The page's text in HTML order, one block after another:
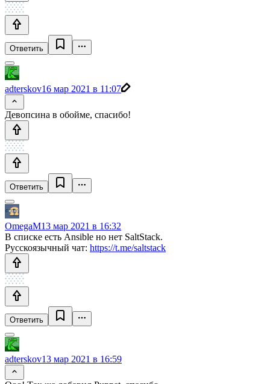
Ответить
adterskov16 мар 2021 в 11:07
Девопсина в обойме, спасибо!
Ответить
OmegaM13 мар 2021 в 16:32
В списке есть Ansible но нет SaltStack.
Русскоязычный чат: https://t.me/saltstack
Ответить
adterskov13 мар 2021 в 16:59